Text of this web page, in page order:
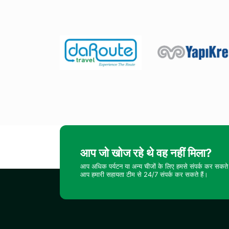
आप जो खोज रहे थे वह नहीं मिला?
आप अधिक पर्यटन या अन्य चीजों के लिए हमसे संपर्क कर
आप हमारी सहायता टीम से 24/7 संपर्क कर सकते हैं।